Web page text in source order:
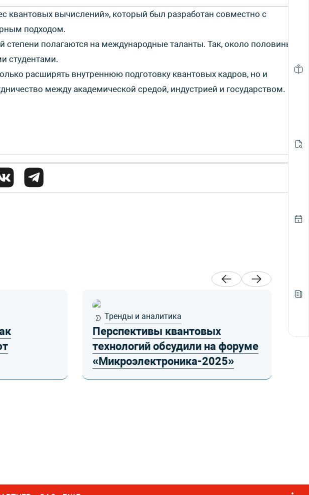
квантовых вычислений», который был разработан совместно с
подходом.
полагаются на международные таланты. Так, около половины
студентами.
расширять внутреннюю подготовку квантовых кадров, но и
между академической средой, индустрией и государством.
Тренды и аналитика
Перспективы квантовых
технологий обсудили на форуме
«Микроэлектроника-2025»